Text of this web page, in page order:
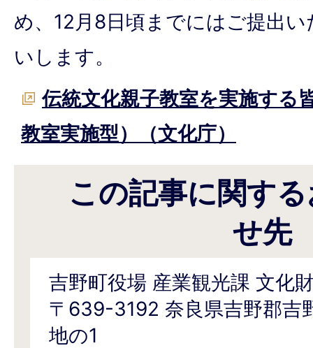
め、12月8日頃までにはご提出
いします。
伝統文化親子教室を実施する
教室実施型）（文化庁）
この記事に関す
せ先
吉野町役場 産業観光課 文化
〒639-3192 奈良県吉野郡吉
地の1